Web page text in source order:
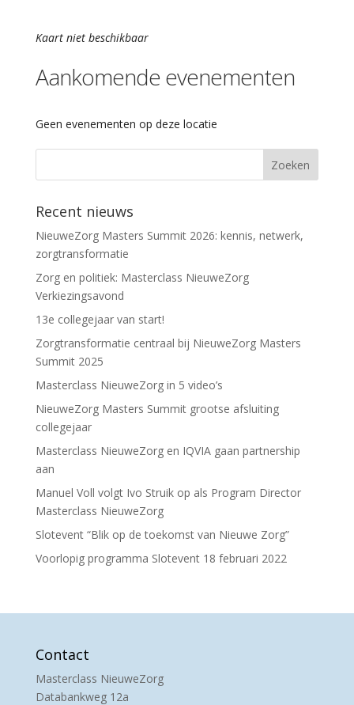
Kaart niet beschikbaar
Aankomende evenementen
Geen evenementen op deze locatie
Recent nieuws
NieuweZorg Masters Summit 2026: kennis, netwerk,
zorgtransformatie
Zorg en politiek: Masterclass NieuweZorg
Verkiezingsavond
13e collegejaar van start!
Zorgtransformatie centraal bij NieuweZorg Masters
Summit 2025
Masterclass NieuweZorg in 5 video’s
NieuweZorg Masters Summit grootse afsluiting
collegejaar
Masterclass NieuweZorg en IQVIA gaan partnership
aan
Manuel Voll volgt Ivo Struik op als Program Director
Masterclass NieuweZorg
Slotevent “Blik op de toekomst van Nieuwe Zorg”
Voorlopig programma Slotevent 18 februari 2022
Contact
Masterclass NieuweZorg
Databankweg 12a